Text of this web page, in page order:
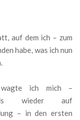
auf dem ich – zum
habe, was ich nun
ich mich –
wieder auf
– in den ersten